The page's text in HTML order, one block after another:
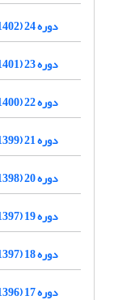
دوره 24 (1402-1403)
دوره 23 (1401-1402)
دوره 22 (1400-1401)
دوره 21 (1399-1400)
دوره 20 (1398-1399)
دوره 19 (1397-1398)
دوره 18 (1397)
دوره 17 (1396)